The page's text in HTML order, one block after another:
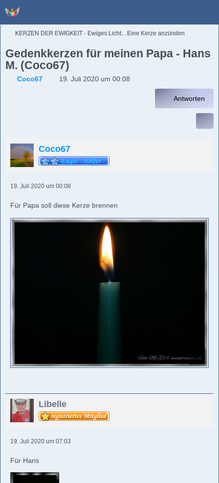
KERZEN DER EWIGKEIT - Ewiges Licht... Eine Kerze anzünden
Gedenkkerzen für meinen Papa - Hans
M. (Coco67)
Coco67 19. Juli 2020 um 00:08
Antworten
Coco67
19. Juli 2020 um 00:08
Für Papa soll diese Kerze brennen
Libelle
19. Juli 2020 um 07:03
Für Hans